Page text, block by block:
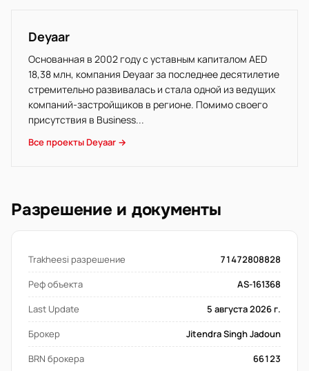
Deyaar
Основанная в 2002 году с уставным капиталом AED
18,38 млн, компания Deyaar за последнее десятилетие
стремительно развивалась и стала одной из ведущих
компаний-застройщиков в регионе. Помимо своего
присутствия в Business...
Все проекты Deyaar →
Разрешение и документы
Trakheesi разрешение
71472808828
Реф объекта
AS-161368
Last Update
5 августа 2026 г.
Брокер
Jitendra Singh Jadoun
BRN брокера
66123